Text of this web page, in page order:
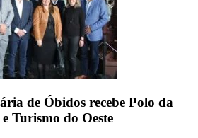
de Óbidos recebe Polo da
Turismo do Oeste